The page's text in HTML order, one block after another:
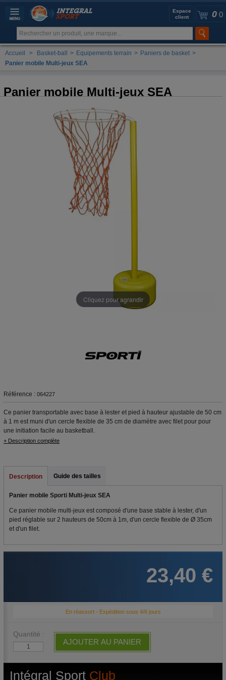
0 0
Espace
client
Accueil > Basket-ball > Equipements terrain > Paniers de basket >
Panier mobile Multi-jeux SEA
Panier mobile Multi-jeux SEA
Cliquez pour agrandir
Référence : 064227
Ce panier transportable avec base à lester et pied à hauteur ajustable de 50 cm
à 1 m est muni d'un cercle flexible de 35 cm de diamètre avec filet pour pour
une initiation facile au basketball.
+ Description complète
Description Guide des tailles
Panier mobile Sporti Multi-jeux SEA
Ce panier mobile multi-jeux est composé d'une base stable à lester, d'un
pied réglable sur 2 hauteurs de 50cm à 1m, d'un cercle flexible de Ø 35cm
et d'un filet.
23,40 €
En réassort - Expédition sous 4/6 jours
Quantité :
AJOUTER AU PANIER
Intégral Sport Club